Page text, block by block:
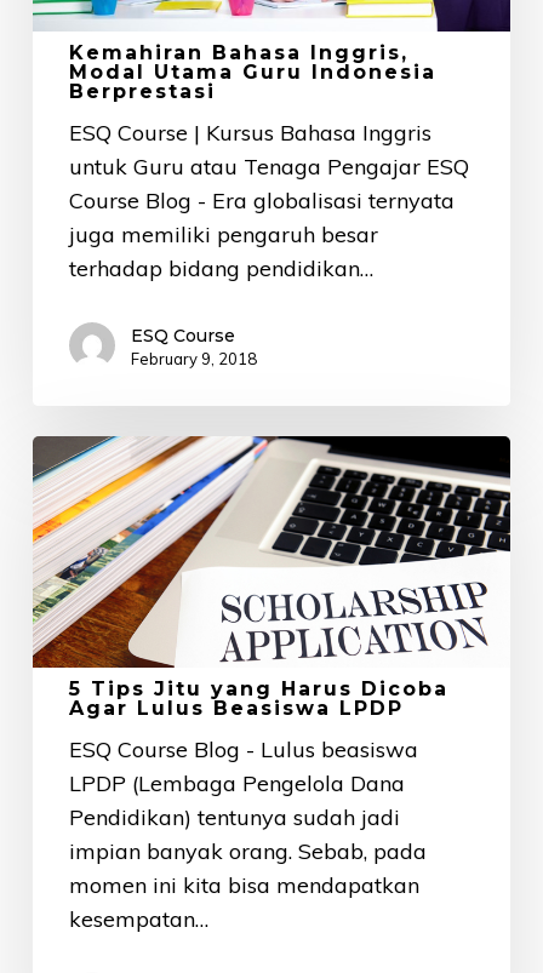
Kemahiran Bahasa Inggris,
Modal Utama Guru Indonesia
Berprestasi
ESQ Course | Kursus Bahasa Inggris
untuk Guru atau Tenaga Pengajar ESQ
Course Blog - Era globalisasi ternyata
juga memiliki pengaruh besar
terhadap bidang pendidikan…
ESQ Course
February 9, 2018
Tips
Jitu
yang
Harus
Dicoba
Agar
Lulus
Beasiswa
LPDP
5 Tips Jitu yang Harus Dicoba
Agar Lulus Beasiswa LPDP
ESQ Course Blog - Lulus beasiswa
LPDP (Lembaga Pengelola Dana
Pendidikan) tentunya sudah jadi
impian banyak orang. Sebab, pada
momen ini kita bisa mendapatkan
kesempatan…